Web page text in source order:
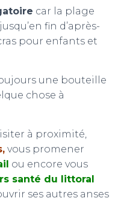
car la plage
fin d’après-
pour enfants et
une bouteille
chose à
à proximité,
vous promener
ou encore vous
santé du littoral
ses autres anses